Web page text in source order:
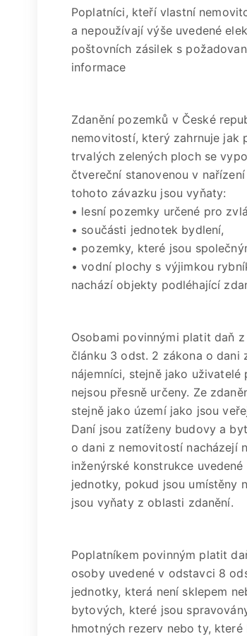
Poplatníci, kteří vlastní
a nepoužívají výše uvedené
poštovních zásilek s
informace
Zdanění pozemků v České
nemovitostí, který zahrnuje jak
trvalých zelených ploch se
čtvereční stanovenou v
tohoto závazku jsou vyňaty:
• lesní pozemky určené pro
• součásti jednotek bydlení,
• pozemky, které jsou
• vodní plochy s výjimkou
nachází objekty podléhající
Osobami povinnými platit daň
článku 3 odst. 2 zákona o dani
nájemníci, stejně jako
nejsou přesně určeny. Ze
stejně jako území jako jsou
Daní jsou zatíženy budovy a
o dani z nemovitostí nacházejí
inženýrské konstrukce
jednotky, pokud jsou umístěny
jsou vyňaty z oblasti zdanění.
Poplatníkem povinným platit
osoby uvedené v odstavci 8
jednotky, která není sklepem
bytových, které jsou
hmotných rezerv nebo ty,